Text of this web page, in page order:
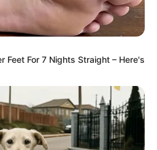
CƏMİYYƏT
da işləyənlərə
ixtisarlarla bağlı...
Feet For 7 Nights Straight – Here's